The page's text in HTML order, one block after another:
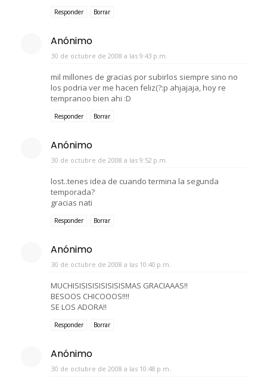
Responder Borrar
Anónimo
30 de octubre de 2008 a las 9:43 p.m.
mil millones de gracias por subirlos siempre sino no
los podria ver me hacen feliz(?:p ahjajaja, hoy re
tempranoo bien ahi :D
Responder Borrar
Anónimo
30 de octubre de 2008 a las 9:52 p.m.
lost..tenes idea de cuando termina la segunda
temporada?
gracias nati
Responder Borrar
Anónimo
30 de octubre de 2008 a las 10:40 p.m.
MUCHISISISISISISISISMAS GRACIAAAS!!
BESOOS CHICOOOS!!!!
SE LOS ADORA!!
Responder Borrar
Anónimo
30 de octubre de 2008 a las 10:48 p.m.